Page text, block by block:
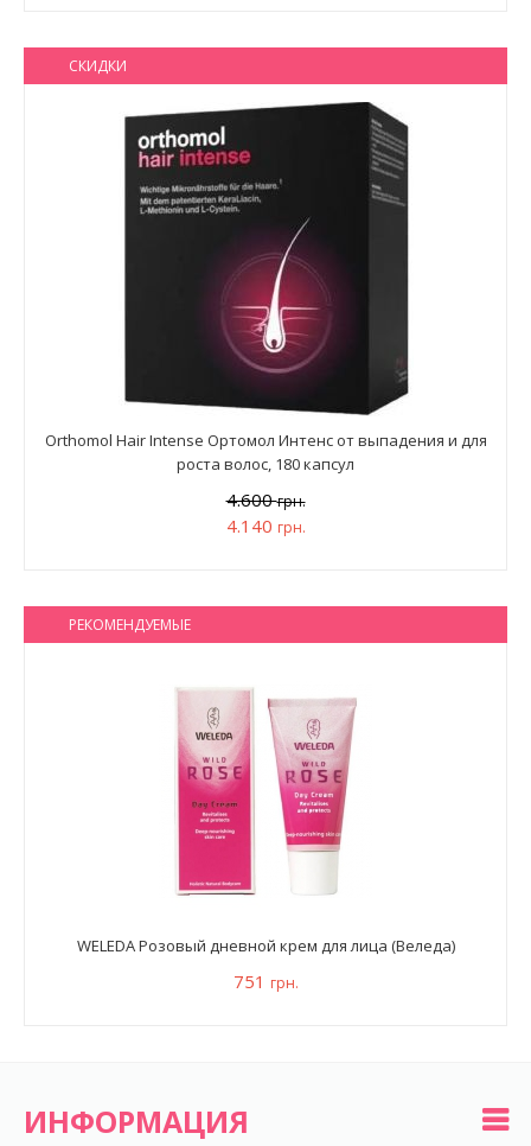
СКИДКИ
Orthomol Hair Intense Ортомол Интенс от выпадения и для
роста волос, 180 капсул
4.600грн.
4.140 грн.
РЕКОМЕНДУЕМЫЕ
WELEDA Розовый дневной крем для лица (Веледа)
751 грн.
ИНФОРМАЦИЯ